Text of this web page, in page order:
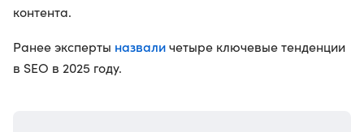
контента.
Ранее эксперты назваличетыре ключевые тенденции
в SEO в 2025 году.